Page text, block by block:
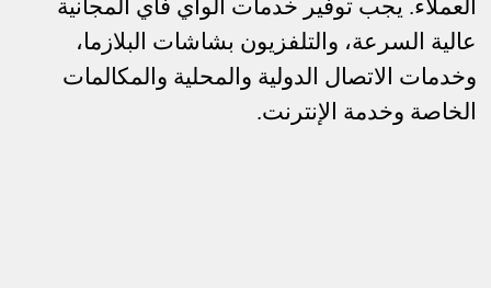
العملاء. يجب توفير خدمات الواي فاي المجانية
عالية السرعة، والتلفزيون بشاشات البلازما،
وخدمات الاتصال الدولية والمحلية والمكالمات
الخاصة وخدمة الإنترنت.